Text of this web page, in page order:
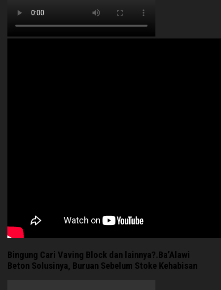
Bingung Cari Vaving Block dan lainnya?.Ba’Alawi
Beton Solusinya, Buruan Sebelum Stoke Kehabisan